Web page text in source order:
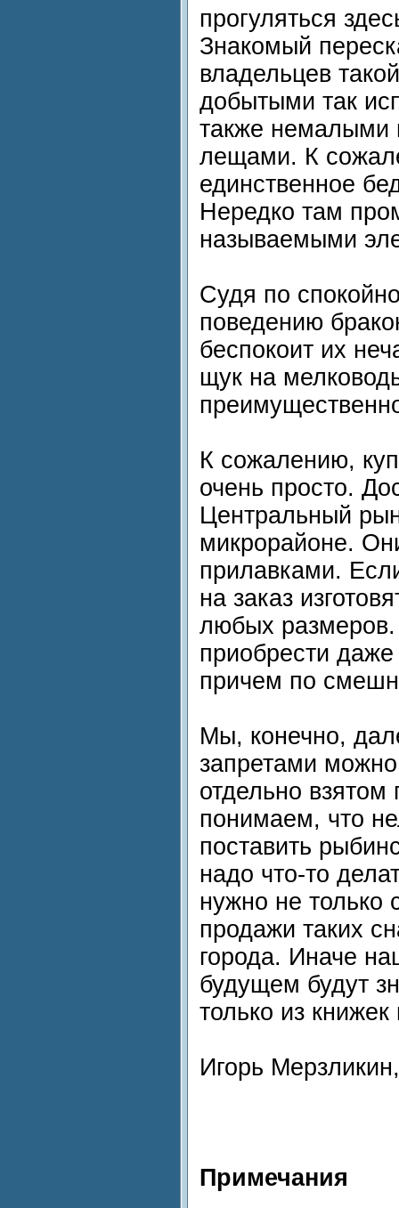
прогуляться
Знакомый
владельцев
добытыми так
также немалыми
лещами. К
единственное
Нередко там
называемыми
Судя по
поведению
беспокоит их
щук на
К сожалению,
очень просто.
Центральный
микрорайоне.
прилавками.
на заказ
любых размеров.
приобрести
причем по
Мы, конечно,
запретами
отдельно взятом
понимаем, что
поставить
надо что-то
нужно не только
продажи таких
города. Иначе
будущем будут
только из
Игорь
Примечания